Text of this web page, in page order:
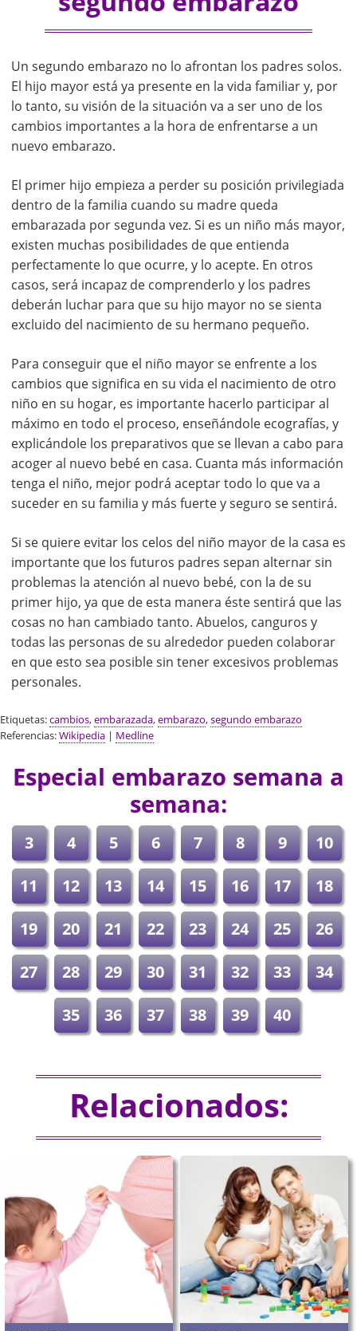
Un segundo embarazo no lo afrontan los padres solos.
El hijo mayor está ya presente en la vida familiar y, por
lo tanto, su visión de la situación va a ser uno de los
cambios importantes a la hora de enfrentarse a un
nuevo embarazo.
El primer hijo empieza a perder su posición privilegiada
dentro de la familia cuando su madre queda
embarazada por segunda vez. Si es un niño más mayor,
existen muchas posibilidades de que entienda
perfectamente lo que ocurre, y lo acepte. En otros
casos, será incapaz de comprenderlo y los padres
deberán luchar para que su hijo mayor no se sienta
excluido del nacimiento de su hermano pequeño.
Para conseguir que el niño mayor se enfrente a los
cambios que significa en su vida el nacimiento de otro
niño en su hogar, es importante hacerlo participar al
máximo en todo el proceso, enseñándole ecografías, y
explicándole los preparativos que se llevan a cabo para
acoger al nuevo bebé en casa. Cuanta más información
tenga el niño, mejor podrá aceptar todo lo que va a
suceder en su familia y más fuerte y seguro se sentirá.
Si se quiere evitar los celos del niño mayor de la casa es
importante que los futuros padres sepan alternar sin
problemas la atención al nuevo bebé, con la de su
primer hijo, ya que de esta manera éste sentirá que las
cosas no han cambiado tanto. Abuelos, canguros y
todas las personas de su alrededor pueden colaborar
en que esto sea posible sin tener excesivos problemas
personales.
Etiquetas:cambios,embarazada,embarazo,segundo embarazo
Referencias:Wikipedia | Medline
Especial embarazo semana a
semana:
3 4 5 6 7 8 9
10
11
12 13 14 15 16 17
18
19
20 21 22 23 24 25
26
27
28 29 30 31 32 33
34
35
36 37 38 39 40
Relacionados: